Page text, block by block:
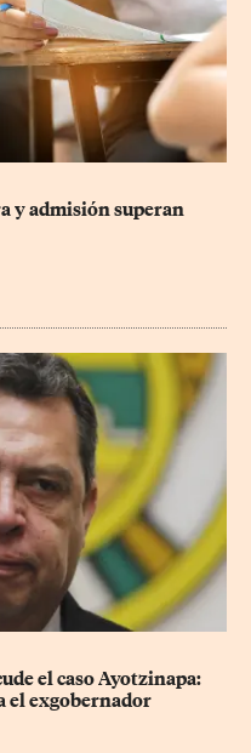
y admisión superan
el caso Ayotzinapa:
el exgobernador